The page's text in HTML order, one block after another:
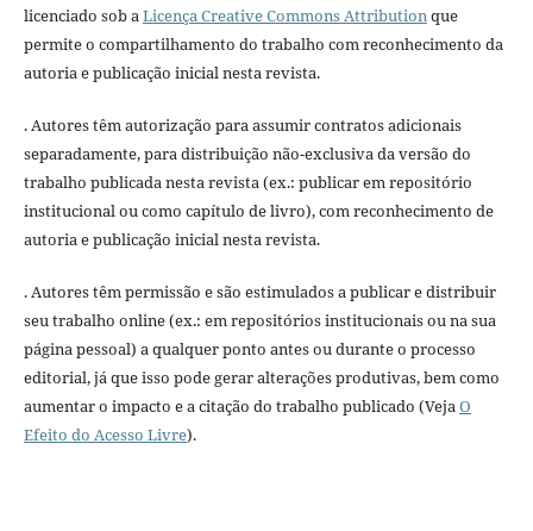
licenciado sob aLicença Creative Commons Attributionque
permite o compartilhamento do trabalho com reconhecimento da
autoria e publicação inicial nesta revista.
. Autores têm autorização para assumir contratos adicionais
separadamente, para distribuição não-exclusiva da versão do
trabalho publicada nesta revista (ex.: publicar em repositório
institucional ou como capítulo de livro), com reconhecimento de
autoria e publicação inicial nesta revista.
. Autores têm permissão e são estimulados a publicar e distribuir
seu trabalho online (ex.: em repositórios institucionais ou na sua
página pessoal) a qualquer ponto antes ou durante o processo
editorial, já que isso pode gerar alterações produtivas, bem como
aumentar o impacto e a citação do trabalho publicado (VejaO
Efeito do Acesso Livre).